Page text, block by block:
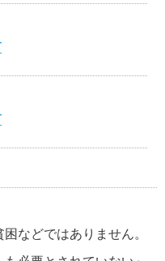
などではありません。